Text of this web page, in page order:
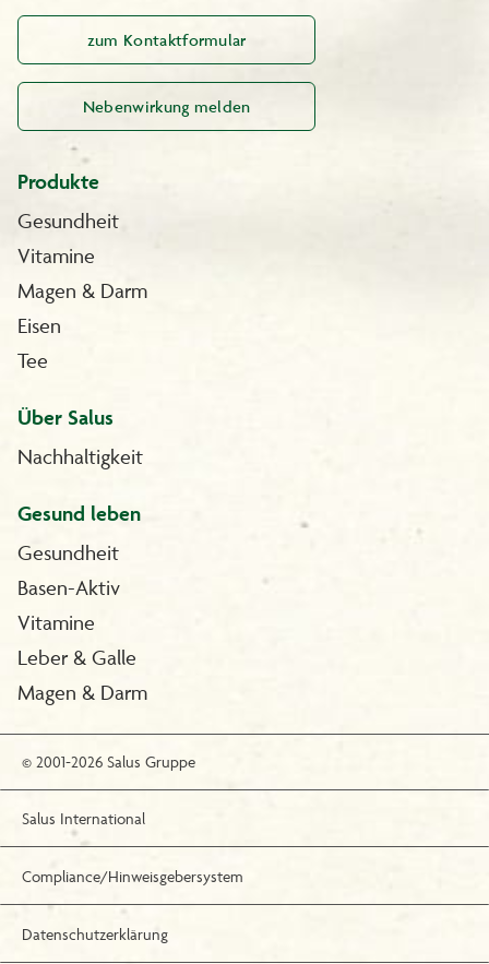
zum Kontaktformular
Nebenwirkung melden
Produkte
Gesundheit
Vitamine
Magen & Darm
Eisen
Tee
Über Salus
Nachhaltigkeit
Gesund leben
Gesundheit
Basen-Aktiv
Vitamine
Leber & Galle
Magen & Darm
© 2001-2026 Salus Gruppe
Salus International
Compliance/Hinweisgebersystem
Datenschutzerklärung